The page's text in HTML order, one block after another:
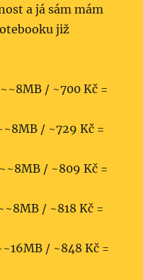
a já sám mám
již
/ ~700 Kč =
/ ~729 Kč =
/ ~809 Kč =
/ ~818 Kč =
/ ~848 Kč =